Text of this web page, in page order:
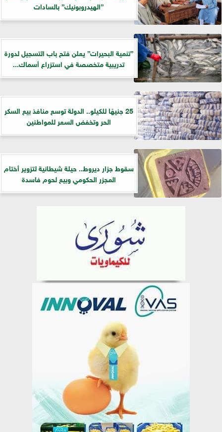
”الهيدروبونيك” بالسادات
”تنمية البحيرات” يعلن فتح باب التسجيل لدورة
تدريبية متخصصة في استزراع أسماك...
25 جنيهًا للكيلو.. الدولة توسع منافذ بيع السكر
الحر وتخفض السعر للمواطنين
سقوط جزار ديروط.. حيلة شيطانية لتزوير أختام
المجزر الحكومي وبيع لحوم فاسدة